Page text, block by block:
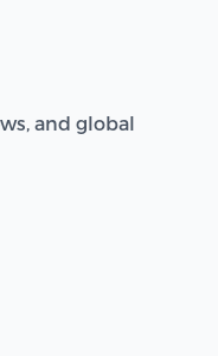
and global